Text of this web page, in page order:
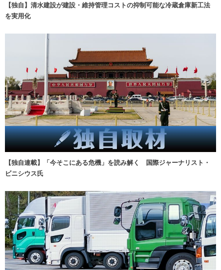
【独自】清水建設が建設・維持管理コストの抑制可能な冷蔵倉庫新工法
を実用化
【独自連載】「今そこにある危機」を読み解く 国際ジャーナリスト・
ビニシウス氏